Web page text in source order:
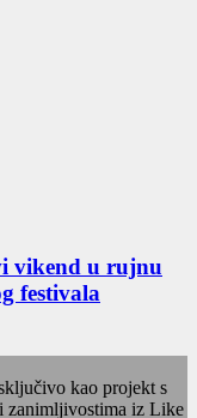
vikend u rujnu
festivala
kao projekt s
zanimljivostima iz Like